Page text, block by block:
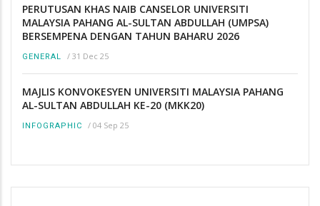
PERUTUSAN KHAS NAIB CANSELOR UNIVERSITI
MALAYSIA PAHANG AL-SULTAN ABDULLAH (UMPSA)
BERSEMPENA DENGAN TAHUN BAHARU 2026
GENERAL / 31 Dec 25
MAJLIS KONVOKESYEN UNIVERSITI MALAYSIA PAHANG
AL-SULTAN ABDULLAH KE-20 (MKK20)
INFOGRAPHIC / 04 Sep 25